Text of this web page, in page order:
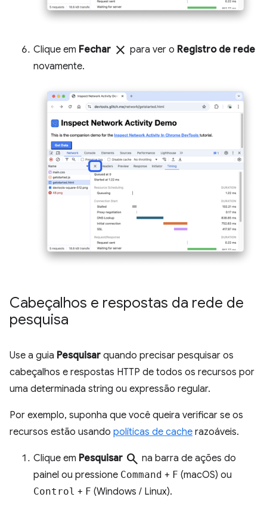
Clique em Fechar close para ver o Registro de rede
novamente.
Cabeçalhos e respostas da rede de
pesquisa
Use a guia Pesquisar quando precisar pesquisar os
cabeçalhos e respostas HTTP de todos os recursos por
uma determinada string ou expressão regular.
Por exemplo, suponha que você queira verificar se os
recursos estão usando políticas de cache razoáveis.
Clique em Pesquisar search na barra de ações do
painel ou pressione Command + F (macOS) ou
Control + F (Windows / Linux).